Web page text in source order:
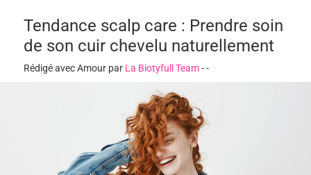
Tendance scalp care : Prendre soin
de son cuir chevelu naturellement
Rédigé avec Amour par La Biotyfull Team--